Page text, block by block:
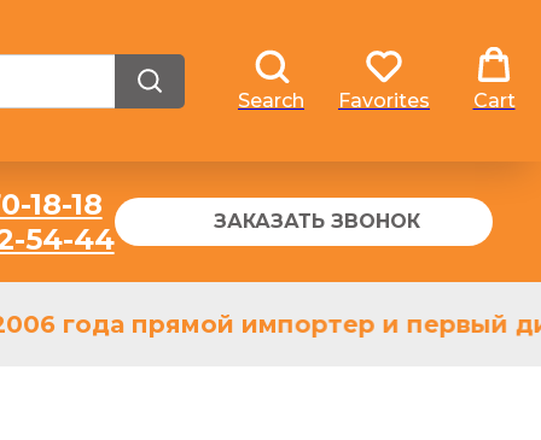
Search
Favorites Cart
18-18
54-44
ЗАКАЗАТЬ ЗВОНОК
года прямой импортер и первый